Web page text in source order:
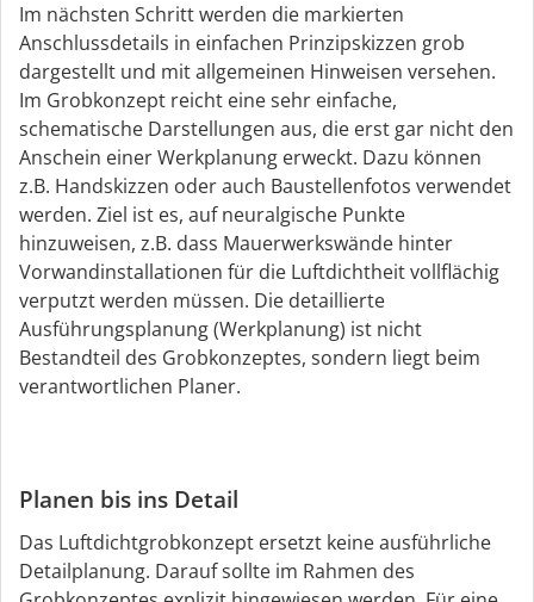
Im nächsten Schritt werden die markierten
Anschlussdetails in einfachen Prinzipskizzen grob
dargestellt und mit allgemeinen Hinweisen versehen.
Im Grobkonzept reicht eine sehr einfache,
schematische Darstellungen aus, die erst gar nicht den
Anschein einer Werkplanung erweckt. Dazu können
z.B. Handskizzen oder auch Baustellenfotos verwendet
werden. Ziel ist es, auf neuralgische Punkte
hinzuweisen, z.B. dass Mauerwerkswände hinter
Vorwandinstallationen für die Luftdichtheit vollflächig
verputzt werden müssen. Die detaillierte
Ausführungsplanung (Werkplanung) ist nicht
Bestandteil des Grobkonzeptes, sondern liegt beim
verantwortlichen Planer.
Planen bis ins Detail
Das Luftdichtgrobkonzept ersetzt keine ausführliche
Detailplanung. Darauf sollte im Rahmen des